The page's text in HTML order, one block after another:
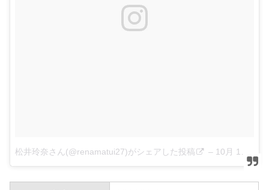
松井玲奈さん(@renamatui27)がシェアした投稿 – 10月 15, 2017 at 6:34午前 PDT